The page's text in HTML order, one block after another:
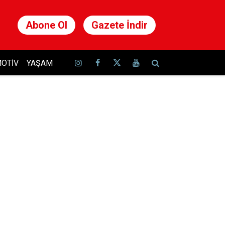
Abone Ol Gazete İndir
YAŞAM